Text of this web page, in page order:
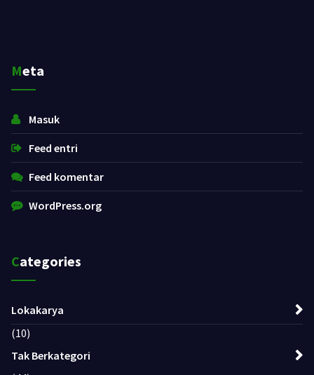
Meta
Masuk
Feed entri
Feed komentar
WordPress.org
Categories
Lokakarya
(10)
Tak Berkategori